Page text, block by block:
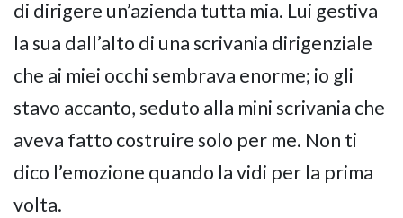
di dirigere un’azienda tutta mia. Lui gestiva
la sua dall’alto di una scrivania dirigenziale
che ai miei occhi sembrava enorme; io gli
stavo accanto, seduto alla mini scrivania che
aveva fatto costruire solo per me. Non ti
dico l’emozione quando la vidi per la prima
volta.